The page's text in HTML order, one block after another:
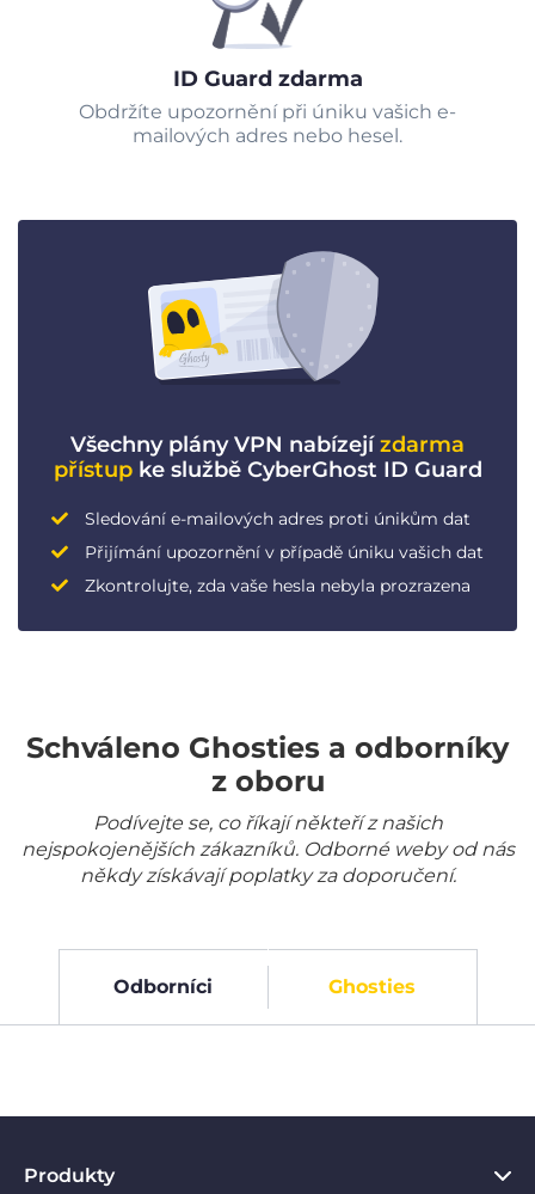
ID Guard zdarma
Obdržíte upozornění při úniku vašich e-
mailových adres nebo hesel.
Všechny plány VPN nabízejízdarma
přístupke službě CyberGhost ID Guard
Sledování e-mailových adres proti únikům dat
Přijímání upozornění v případě úniku vašich dat
Zkontrolujte, zda vaše hesla nebyla prozrazena
Schváleno Ghosties a odborníky
z oboru
Podívejte se, co říkají někteří z našich
nejspokojenějších zákazníků. Odborné weby od nás
někdy získávají poplatky za doporučení.
Odborníci Ghosties
Produkty